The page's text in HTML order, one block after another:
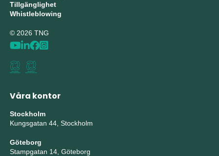
Tillgänglighet
Whistleblowing
© 2026 TNG
Våra kontor
Stockholm
Kungsgatan 44, Stockholm
Göteborg
Stampgatan 14, Göteborg